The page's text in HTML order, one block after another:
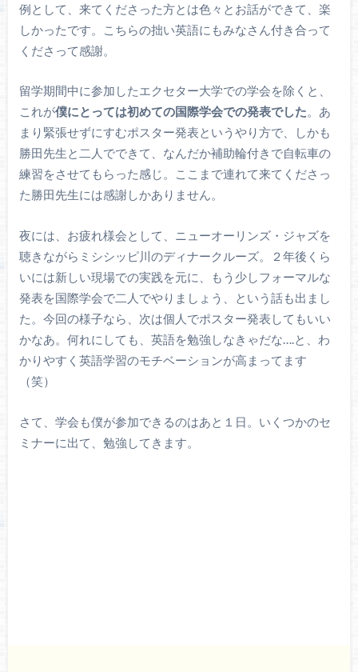
例として、来てくださった方とは色々とお話ができて、楽
しかったです。こちらの拙い英語にもみなさん付き合って
くださって感謝。
留学期間中に参加したエクセター大学での学会を除くと、
これが僕にとっては初めての国際学会での発表でした。あ
まり緊張せずにすむポスター発表というやり方で、しかも
勝田先生と二人でできて、なんだか補助輪付きで自転車の
練習をさせてもらった感じ。ここまで連れて来てくださっ
た勝田先生には感謝しかありません。
夜には、お疲れ様会として、ニューオーリンズ・ジャズを
聴きながらミシシッピ川のディナークルーズ。２年後くら
いには新しい現場での実践を元に、もう少しフォーマルな
発表を国際学会で二人でやりましょう、という話も出まし
た。今回の様子なら、次は個人でポスター発表してもいい
かなあ。何れにしても、英語を勉強しなきゃだな….と、わ
かりやすく英語学習のモチベーションが高まってます
（笑）
さて、学会も僕が参加できるのはあと１日。いくつかのセ
ミナーに出て、勉強してきます。